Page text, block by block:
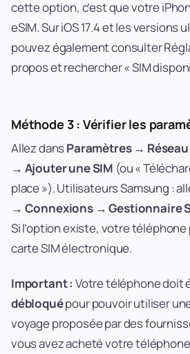
cette option, c’est que votre
eSIM. Sur iOS 17.4 et les versions
pouvez également consulter
propos et rechercher « SIM
Méthode 3 : Vérifier les
Allez dansParamètres →
→ Ajouter une SIM (ou «
place »). Utilisateurs Samsung :
→ Connexions → Gestionnaire
Si l’option existe, votre téléphone
carte SIM électronique.
Important : Votre téléphone doit
débloquépour pouvoir utiliser
voyage proposée par des
vous avez acheté votre